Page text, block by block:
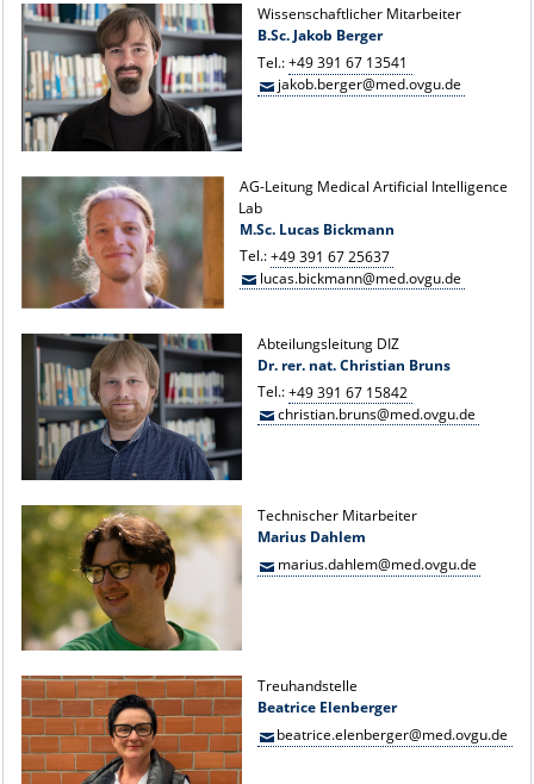
Wissenschaftlicher Mitarbeiter
B.Sc. Jakob Berger
Tel.:+49 391 67 13541
jakob.berger@med.ovgu.de
AG-Leitung Medical Artificial Intelligence
Lab
M.Sc. Lucas Bickmann
Tel.:+49 391 67 25637
lucas.bickmann@med.ovgu.de
Abteilungsleitung DIZ
Dr. rer. nat. Christian Bruns
Tel.:+49 391 67 15842
christian.bruns@med.ovgu.de
Technischer Mitarbeiter
Marius Dahlem
marius.dahlem@med.ovgu.de
Treuhandstelle
Beatrice Elenberger
beatrice.elenberger@med.ovgu.de